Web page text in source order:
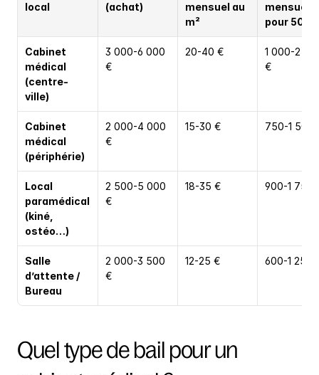
local
(achat)
mensuel au
m²
mensuel
pour 50
Cabinet
médical
(centre-
ville)
3 000-6 000
€
20-40 €
1 000-2
€
Cabinet
médical
(périphérie)
2 000-4 000
€
15-30 € 750-1 500
Local
paramédical
(kiné,
ostéo…)
2 500-5 000
€
18-35 € 900-1 750
Salle
d’attente /
Bureau
2 000-3 500
€
12-25 € 600-1 250
Quel type de bail pour un